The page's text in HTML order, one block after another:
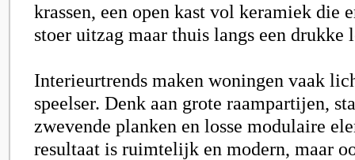
krassen, een open kast vol keramiek die
stoer uitzag maar thuis langs een drukke
Interieurtrends maken woningen vaak
speelser. Denk aan grote raampartijen,
zwevende planken en losse modulaire
resultaat is ruimtelijk en modern, maar